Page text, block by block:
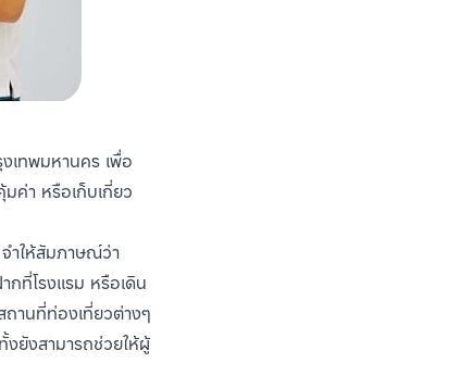
เทพมหานคร เพื่อ
ค่า หรือเก็บเกี่ยว
ำให้สัมภาษณ์ว่า
กที่โรงแรม หรือเดิน
ถานที่ท่องเที่ยวต่างๆ
งยังสามารถช่วยให้ผู้